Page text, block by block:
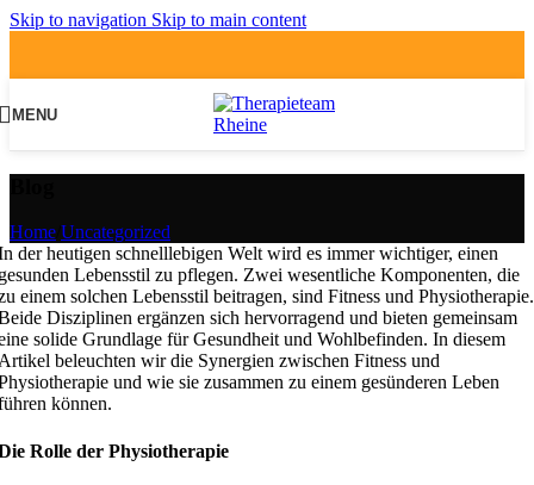
Skip to navigation Skip to main content
MENU
Home Uncategorized
der heutigen schnelllebigen Welt wird es immer wichtiger, einen
Lebensstil zu pflegen. Zwei wesentliche Komponenten, die
einem solchen Lebensstil beitragen, sind Fitness und Physiotherapie.
Disziplinen ergänzen sich hervorragend und bieten gemeinsam
solide Grundlage für Gesundheit und Wohlbefinden. In diesem
beleuchten wir die Synergien zwischen Fitness und
und wie sie zusammen zu einem gesünderen Leben
können.
Rolle der Physiotherapie